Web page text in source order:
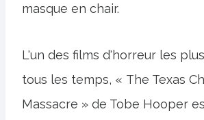
masque en chair.
L'un des films d'horreur les
tous les temps, « The Texas
Massacre » de Tobe Hooper